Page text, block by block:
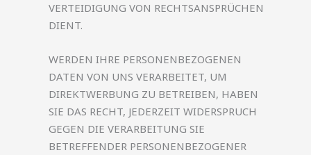
VERTEIDIGUNG VON RECHTSANSPRÜCHEN
DIENT.
WERDEN IHRE PERSONENBEZOGENEN
DATEN VON UNS VERARBEITET, UM
DIREKTWERBUNG ZU BETREIBEN, HABEN
SIE DAS RECHT, JEDERZEIT WIDERSPRUCH
GEGEN DIE VERARBEITUNG SIE
BETREFFENDER PERSONENBEZOGENER